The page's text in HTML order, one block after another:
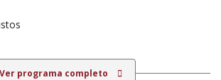
Ver programa completo